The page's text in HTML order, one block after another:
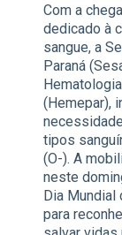
Com a
dedicado à
sangue, a
Paraná
(Hemepar),
tipos
(O-). A
neste
Dia Mundial
para